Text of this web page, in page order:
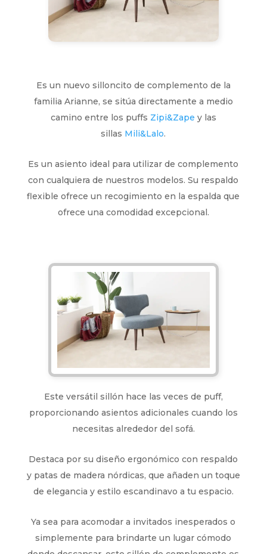
Es un nuevo silloncito de complemento de la
familia Arianne, se sitúa directamente a medio
camino entre los puffs Zipi&Zape y las
sillas Mili&Lalo.
Es un asiento ideal para utilizar de complemento
con cualquiera de nuestros modelos. Su respaldo
flexible ofrece un recogimiento en la espalda que
ofrece una comodidad excepcional.
Este versátil sillón hace las veces de puff,
proporcionando asientos adicionales cuando los
necesitas alrededor del sofá.
Destaca por su diseño ergonómico con respaldo
y patas de madera nórdicas, que añaden un toque
de elegancia y estilo escandinavo a tu espacio.
Ya sea para acomodar a invitados inesperados o
simplemente para brindarte un lugar cómodo